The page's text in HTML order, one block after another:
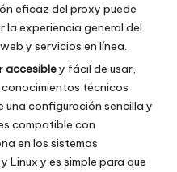
eficaz del proxy puede
la experiencia general del
y servicios en línea.
accesibley fácil de usar,
técnicos
una configuración sencilla y
compatible con
en los sistemas
Linux y es simple para que